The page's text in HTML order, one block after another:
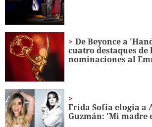
De Beyonce a
cuatro destaques de
nominaciones al
Frida Sofía elogia a
Guzmán: 'Mi madre